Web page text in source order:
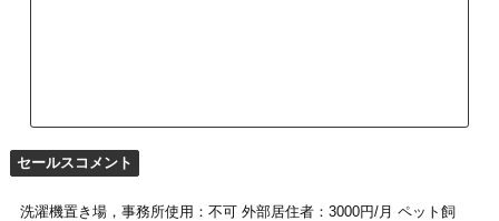
セールスコメント
洗濯機置き場，事務所使用：不可 外部居住者：3000円/月 ペット飼